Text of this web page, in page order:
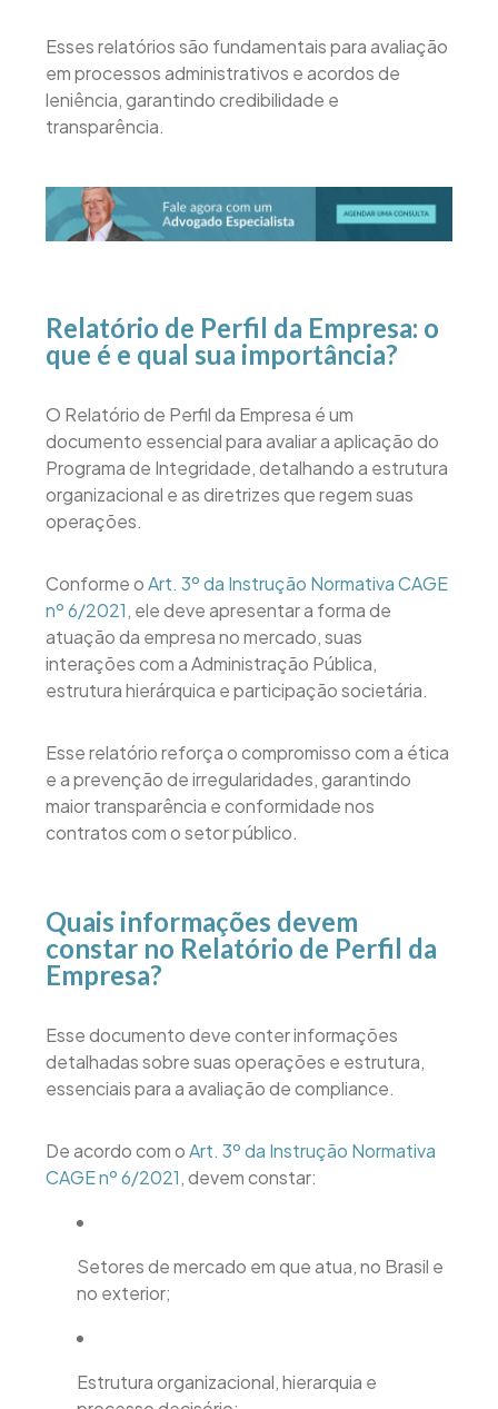
Esses relatórios são fundamentais para avaliação
em processos administrativos e acordos de
leniência, garantindo credibilidade e
transparência.
Relatório de Perfil da Empresa: o
que é e qual sua importância?
O Relatório de Perfil da Empresa é um
documento essencial para avaliar a aplicação do
Programa de Integridade, detalhando a estrutura
organizacional e as diretrizes que regem suas
operações.
Conforme oArt. 3º da Instrução Normativa CAGE
nº 6/2021, ele deve apresentar a forma de
atuação da empresa no mercado, suas
interações com a Administração Pública,
estrutura hierárquica e participação societária.
Esse relatório reforça o compromisso com a ética
e a prevenção de irregularidades, garantindo
maior transparência e conformidade nos
contratos com o setor público.
Quais informações devem
constar no Relatório de Perfil da
Empresa?
Esse documento deve conter informações
detalhadas sobre suas operações e estrutura,
essenciais para a avaliação de compliance.
De acordo com oArt. 3º da Instrução Normativa
CAGE nº 6/2021, devem constar:
Setores de mercado em que atua, no Brasil e
no exterior;
Estrutura organizacional, hierarquia e